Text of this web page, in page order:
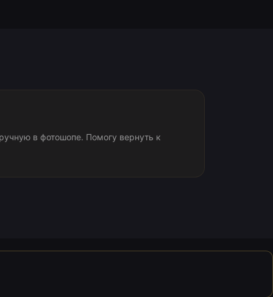
в фотошопе. Помогу вернуть к